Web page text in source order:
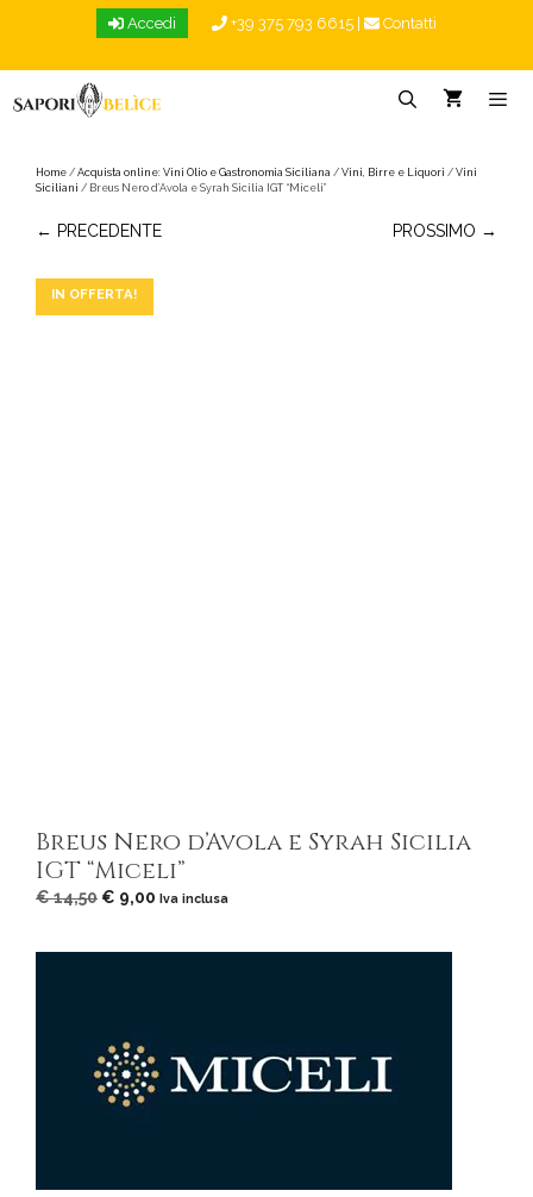
Accedi +39 375 793 6615 Contatti
Home / Acquista online: Vini Olio e Gastronomia Siciliana / Vini, Birre e Liquori / Vini
Siciliani / Breus Nero d’Avola e Syrah Sicilia IGT “Miceli”
← PRECEDENTE PROSSIMO →
IN OFFERTA!
Breus Nero d’Avola e Syrah Sicilia
IGT “Miceli”
€14,50 Il
€ 9,00 Il
Iva inclusa